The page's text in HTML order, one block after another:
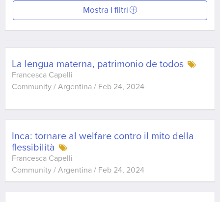
Mostra I filtri
La lengua materna, patrimonio de todos
Francesca Capelli
Community / Argentina / Feb 24, 2024
Inca: tornare al welfare contro il mito della
flessibilità
Francesca Capelli
Community / Argentina / Feb 24, 2024